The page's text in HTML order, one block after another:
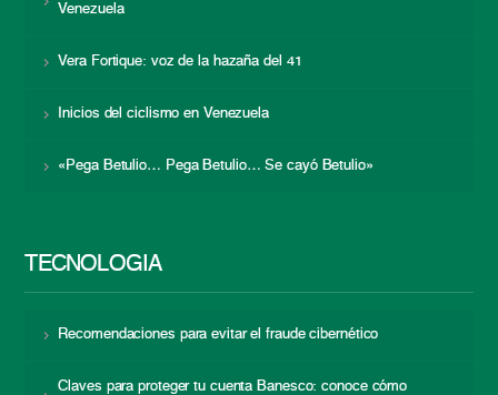
Venezuela
Vera Fortique: voz de la hazaña del 41
Inicios del ciclismo en Venezuela
«Pega Betulio… Pega Betulio… Se cayó Betulio»
TECNOLOGÍA
Recomendaciones para evitar el fraude cibernético
Claves para proteger tu cuenta Banesco: conoce cómo